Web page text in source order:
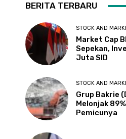
BERITA TERBARU
STOCK AND
Market Cap
Sepekan,
Juta SID
STOCK AND
Grup Bakrie
Melonjak
Pemicunya